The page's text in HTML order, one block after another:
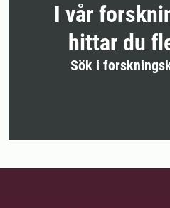
I vår
hittar du
Sök i